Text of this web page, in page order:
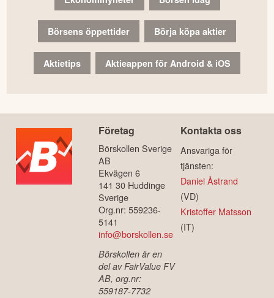
Börsens öppettider Börja köpa aktier
Aktietips Aktieappen för Android & iOS
Företag
Börskollen Sverige
AB
Ekvägen 6
141 30 Huddinge
Sverige
Org.nr: 559236-
5141
info@borskollen.se
Börskollen är en
del av FairValue FV
AB, org.nr:
559187-7732
Kontakta oss
Ansvariga för
tjänsten:
Daniel Åstrand
(VD)
Kristoffer Matsson
(IT)